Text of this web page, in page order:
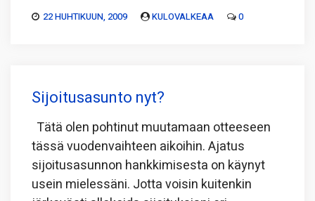
22 HUHTIKUUN, 2009 KULOVALKEAA 0
Sijoitusasunto nyt?
Tätä olen pohtinut muutamaan otteeseen
tässä vuodenvaihteen aikoihin. Ajatus
sijoitusasunnon hankkimisesta on käynyt
usein mielessäni. Jotta voisin kuitenkin